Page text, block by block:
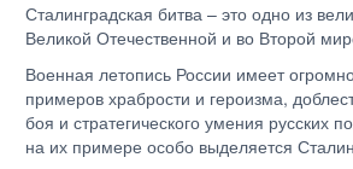
Сталинградская битва – это одно из
Великой Отечественной и во Второй
Военная летопись России имеет
примеров храбрости и героизма,
боя и стратегического умения русских
на их примере особо выделяется